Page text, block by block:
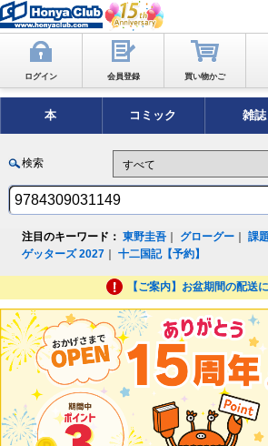
ログイン 会員登録 買い物かご
本 コミック 雑誌
検索
注目のキーワード： 東野圭吾 グローグー ｜課
ゲッターズ 2027 ｜十二国記【予約】
【ご案内】お盆期間の配送